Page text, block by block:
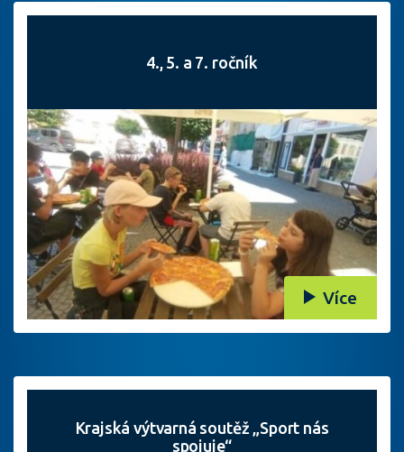
4., 5. a 7. ročník
Více
Krajská výtvarná soutěž „Sport nás
spojuje“